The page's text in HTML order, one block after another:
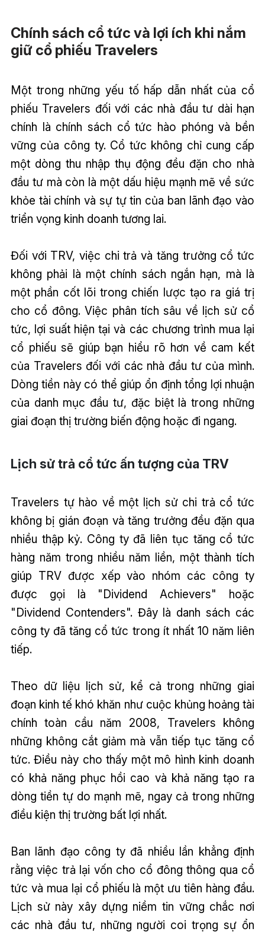
Chính sách cổ tức và lợi ích khi nắm
giữ cổ phiếu Travelers
Một trong những yếu tố hấp dẫn nhất của cổ
phiếu Travelers đối với các nhà đầu tư dài hạn
chính là chính sách cổ tức hào phóng và bền
vững của công ty. Cổ tức không chỉ cung cấp
một dòng thu nhập thụ động đều đặn cho nhà
đầu tư mà còn là một dấu hiệu mạnh mẽ về sức
khỏe tài chính và sự tự tin của ban lãnh đạo vào
triển vọng kinh doanh tương lai.
Đối với TRV, việc chi trả và tăng trưởng cổ tức
không phải là một chính sách ngắn hạn, mà là
một phần cốt lõi trong chiến lược tạo ra giá trị
cho cổ đông. Việc phân tích sâu về lịch sử cổ
tức, lợi suất hiện tại và các chương trình mua lại
cổ phiếu sẽ giúp bạn hiểu rõ hơn về cam kết
của Travelers đối với các nhà đầu tư của mình.
Dòng tiền này có thể giúp ổn định tổng lợi nhuận
của danh mục đầu tư, đặc biệt là trong những
giai đoạn thị trường biến động hoặc đi ngang.
Lịch sử trả cổ tức ấn tượng của TRV
Travelers tự hào về một lịch sử chi trả cổ tức
không bị gián đoạn và tăng trưởng đều đặn qua
nhiều thập kỷ. Công ty đã liên tục tăng cổ tức
hàng năm trong nhiều năm liền, một thành tích
giúp TRV được xếp vào nhóm các công ty
được gọi là "Dividend Achievers" hoặc
"Dividend Contenders". Đây là danh sách các
công ty đã tăng cổ tức trong ít nhất 10 năm liên
tiếp.
Theo dữ liệu lịch sử, kể cả trong những giai
đoạn kinh tế khó khăn như cuộc khủng hoảng tài
chính toàn cầu năm 2008, Travelers không
những không cắt giảm mà vẫn tiếp tục tăng cổ
tức. Điều này cho thấy một mô hình kinh doanh
có khả năng phục hồi cao và khả năng tạo ra
dòng tiền tự do mạnh mẽ, ngay cả trong những
điều kiện thị trường bất lợi nhất.
Ban lãnh đạo công ty đã nhiều lần khẳng định
rằng việc trả lại vốn cho cổ đông thông qua cổ
tức và mua lại cổ phiếu là một ưu tiên hàng đầu.
Lịch sử này xây dựng niềm tin vững chắc nơi
các nhà đầu tư, những người coi trọng sự ổn